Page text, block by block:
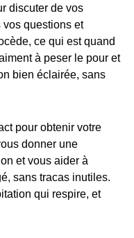
discuter de vos
vos questions et
ce qui est quand
à peser le pour et
bien éclairée, sans
pour obtenir votre
donner une
et vous aider à
sans tracas inutiles.
qui respire, et